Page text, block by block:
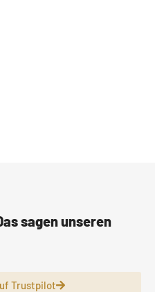
sagen unseren
Trustpilot